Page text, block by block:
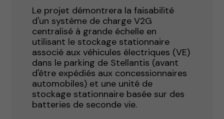
Le projet démontrera la faisabilité
d'un système de charge V2G
centralisé à grande échelle en
utilisant le stockage stationnaire
associé aux véhicules électriques (VE)
dans le parking de Stellantis (avant
d'être expédiés aux concessionnaires
automobiles) et une unité de
stockage stationnaire basée sur des
batteries de seconde vie.